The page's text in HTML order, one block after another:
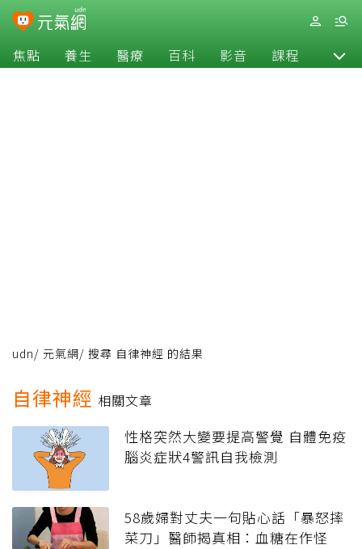
焦點 養生 醫療 百科 影音 課程 退休
udn/ 元氣網/ 搜尋 自律神經 的結果
自律神經 相關文章
性格突然大變要提高警覺 自體免疫
腦炎症狀4警訊自我檢測
58歲婦對丈夫一句貼心話「暴怒摔
菜刀」醫師揭真相：血糖在作怪